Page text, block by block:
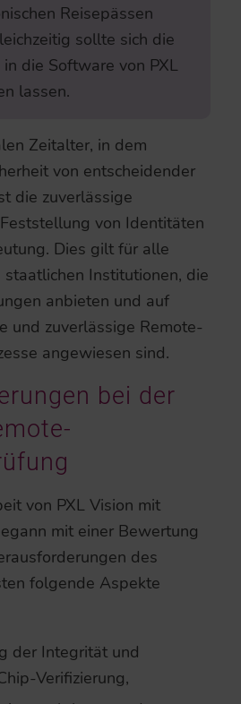
Zeitalter, in dem
von entscheidender
die zuverlässige
von Identitäten
Dies gilt für alle
Institutionen, die
anbieten und auf
und zuverlässige Remote-
angewiesen sind.
bei der
von PXL Vision mit
mit einer Bewertung
des
folgende Aspekte
Reisepässen
sollte sich die
die Software von PXL
lassen.
der Integrität und
Verifizierung,